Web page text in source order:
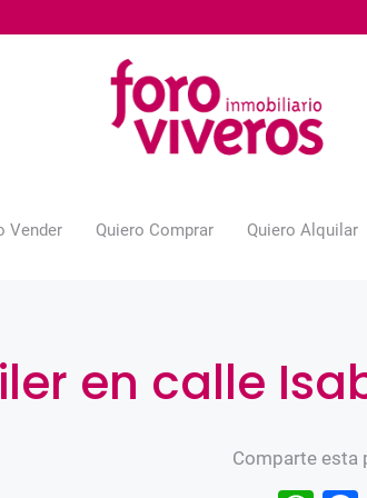
Vender Quiero Comprar Quiero Alquilar
en calle
Comparte esta